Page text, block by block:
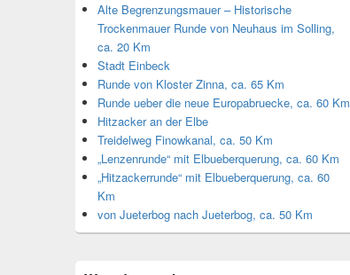
Alte Begrenzungsmauer – Historische
Trockenmauer Runde von Neuhaus im Solling,
ca. 20 Km
Stadt Einbeck
Runde von Kloster Zinna, ca. 65 Km
Runde ueber die neue Europabruecke, ca. 60 Km
Hitzacker an der Elbe
Treidelweg Finowkanal, ca. 50 Km
„Lenzenrunde“ mit Elbueberquerung, ca. 60 Km
„Hitzackerrunde“ mit Elbueberquerung, ca. 60
Km
von Jueterbog nach Jueterbog, ca. 50 Km